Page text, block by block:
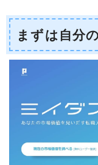
まずは自分